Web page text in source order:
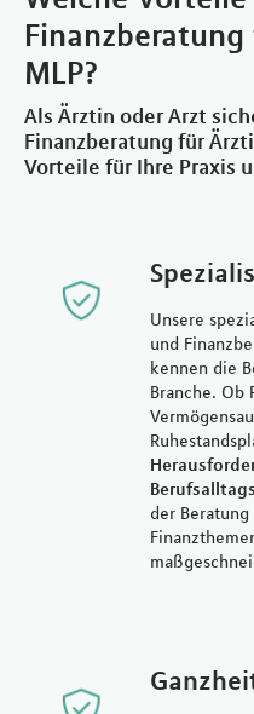
MLP?
Als Ärztin oder Arzt
Finanzberatung für
Vorteile für Ihre Praxis
Unsere
und
kennen die
Branche. Ob
der